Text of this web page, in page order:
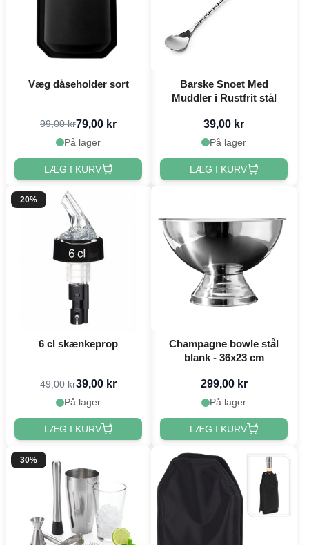
Væg dåseholder sort
99,00 kr79,00 kr
På lager
LÆG I KURV
Barske Snoet Med
Muddler i Rustfrit stål
39,00 kr
På lager
LÆG I KURV
20%
6 cl skænkeprop
49,00 kr39,00 kr
På lager
LÆG I KURV
Champagne bowle stål
blank - 36x23 cm
299,00 kr
På lager
LÆG I KURV
30%